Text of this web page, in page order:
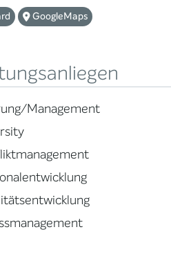
GoogleMaps
Management